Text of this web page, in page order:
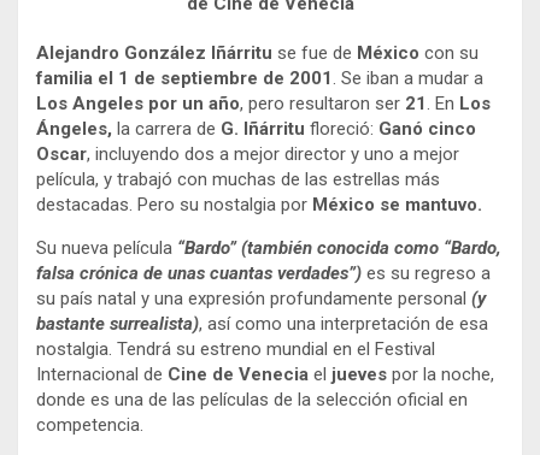
Alejandro González Iñárritu se fue de México con su
familia el 1 de septiembre de 2001. Se iban a mudar a
Los Angeles por un año, pero resultaron ser 21. En Los
Ángeles, la carrera de G. Iñárritu floreció: Ganó cinco
Oscar, incluyendo dos a mejor director y uno a mejor
película, y trabajó con muchas de las estrellas más
destacadas. Pero su nostalgia por México se mantuvo.
Su nueva película “Bardo” (también conocida como “Bardo,
falsa crónica de unas cuantas verdades”) es su regreso a
su país natal y una expresión profundamente personal (y
bastante surrealista), así como una interpretación de esa
nostalgia. Tendrá su estreno mundial en el Festival
Internacional de Cine de Venecia el jueves por la noche,
donde es una de las películas de la selección oficial en
competencia.